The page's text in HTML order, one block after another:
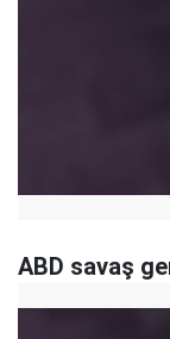
ABD savaş